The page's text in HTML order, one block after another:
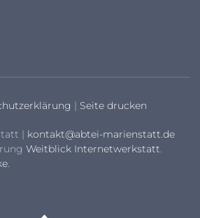
| Seite drucken
| kontakt@abtei-marienstatt.de
Weitblick Internetwerkstatt.
.